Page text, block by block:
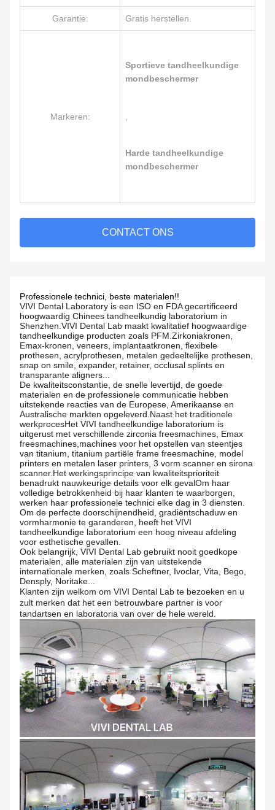
Garantie: Gratis herstellen.
Markeren:
Sportieve tandheelkundige
mondbeschermer
Harde tandheelkundige
mondbeschermer
CONTACT ONS
Professionele technici, beste materialen!!
VIVI Dental Laboratory is een ISO en FDA gecertificeerd
hoogwaardig Chinees tandheelkundig laboratorium in
Shenzhen.VIVI Dental Lab maakt kwalitatief hoogwaardige
tandheelkundige producten zoals PFM.Zirkoniakronen,
Emax-kronen, veneers, implantaatkronen, flexibele
prothesen, acrylprothesen, metalen gedeeltelijke prothesen,
snap on smile, expander, retainer, occlusal splints en
transparante aligners...
De kwaliteitsconstantie, de snelle levertijd, de goede
materialen en de professionele communicatie hebben
uitstekende reacties van de Europese, Amerikaanse en
Australische markten opgeleverd.Naast het traditionele
werkprocesHet VIVI tandheelkundige laboratorium is
uitgerust met verschillende zirconia freesmachines, Emax
freesmachines,machines voor het opstellen van steentjes
van titanium, titanium partiële frame freesmachine, model
printers en metalen laser printers, 3 vorm scanner en sirona
scanner.Het werkingsprincipe van kwaliteitsprioriteit
benadrukt nauwkeurige details voor elk gevalOm haar
volledige betrokkenheid bij haar klanten te waarborgen,
werken haar professionele technici elke dag in 3 diensten.
Om de perfecte doorschijnendheid, gradiëntschaduw en
vormharmonie te garanderen, heeft het VIVI
tandheelkundige laboratorium een hoog niveau afdeling
voor esthetische gevallen.
Ook belangrijk, VIVI Dental Lab gebruikt nooit goedkope
materialen, alle materialen zijn van uitstekende
internationale merken, zoals Scheftner, Ivoclar, Vita, Bego,
Densply, Noritake...
Klanten zijn welkom om VIVI Dental Lab te bezoeken en u
zult merken dat het een betrouwbare partner is voor
tandartsen en laboratoria van over de hele wereld.